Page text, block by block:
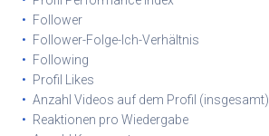
Follower
Follower-Folge-Ich-Verhältnis
Following
Profil Likes
Anzahl Videos auf dem Profil (insgesamt)
Reaktionen pro Wiedergabe